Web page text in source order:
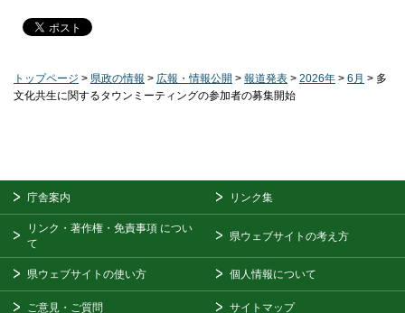
トップページ > 県政の情報 > 広報・情報公開 > 報道発表 > 2026年 > 6月 > 多
文化共生に関するタウンミーティングの参加者の募集開始
庁舎案内 リンク集
リンク・著作権・免責事項 につい
て
県ウェブサイトの考え方
県ウェブサイトの使い方 個人情報について
ご意見・ご質問 サイトマップ